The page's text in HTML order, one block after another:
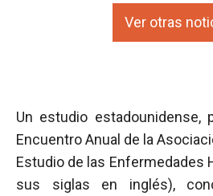
Ver otras
Un estudio estadounidense,
Encuentro Anual de la
Estudio de las Enfermedades
sus siglas en inglés),